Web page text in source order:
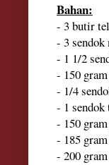
Bahan:
- 3 butir
- 3 sendok
- 1 1/2
- 150
- 1/4
- 1 sendok
- 150
- 185
- 200